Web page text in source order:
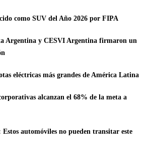
como SUV del Año 2026 por FIPA
Argentina y CESVI Argentina firmaron un
eléctricas más grandes de América Latina
alcanzan el 68% de la meta a
automóviles no pueden transitar este